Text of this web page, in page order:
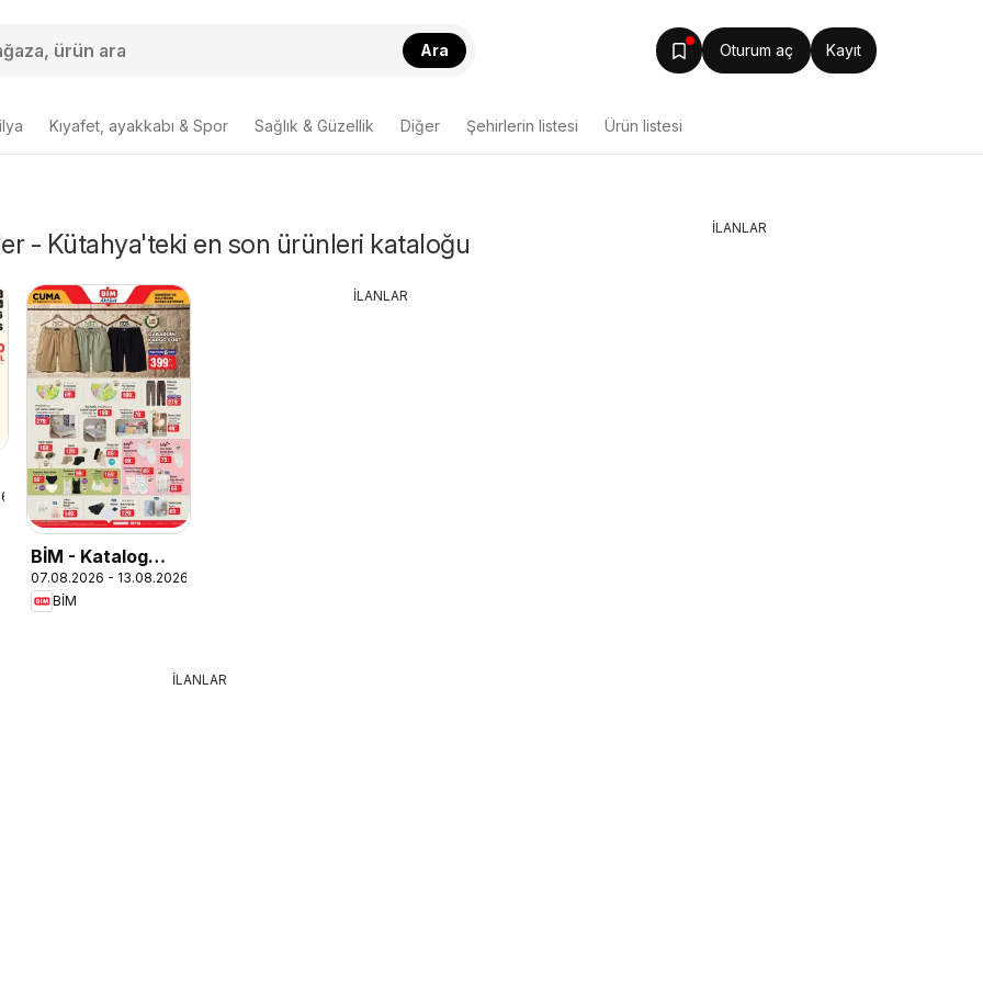
Ara Oturum aç Kayıt
Kıyafet, ayakkabı & Spor Sağlık & Güzellik Diğer Şehirlerin listesi Ürün listesi
- Kütahya'teki en son ürünleri kataloğu
BİM - Katalog
Cuma
07.08.2026 - 13.08.2026
BİM
İLANLAR
İLANLAR
İLANLAR